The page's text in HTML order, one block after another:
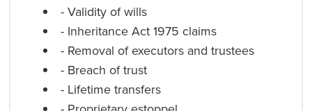
- Validity of wills
- Inheritance Act 1975 claims
- Removal of executors and trustees
- Breach of trust
- Lifetime transfers